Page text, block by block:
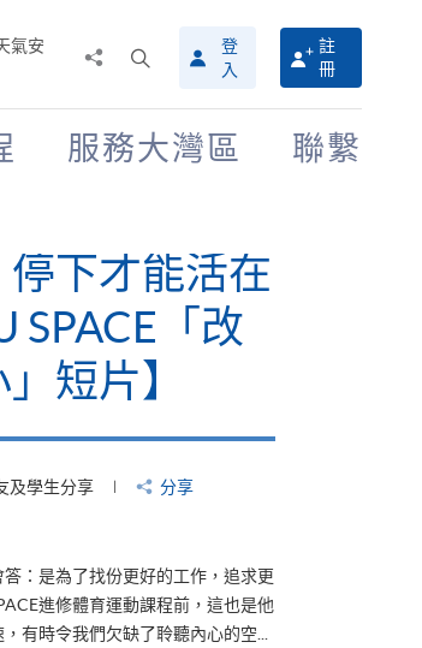
氣安
搜
尋
介
登
入
註
冊
服務大灣區 聯繫
停下才能活在
SPACE「改
短片】
及學生分享
分享
：是為了找份更好的工作，追求更
進修體育運動課程前，這也是他
有時令我們欠缺了聆聽內心的空...